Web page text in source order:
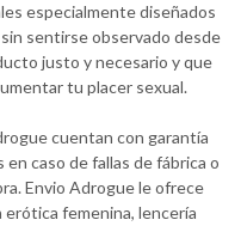
especialmente diseñados
sentirse observado desde
justo y necesario y que
tu placer sexual.
cuentan con garantía
caso de fallas de fábrica o
Envio Adrogue le ofrece
femenina, lencería